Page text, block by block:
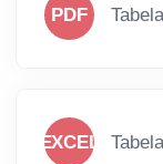
PDF
EXCEL